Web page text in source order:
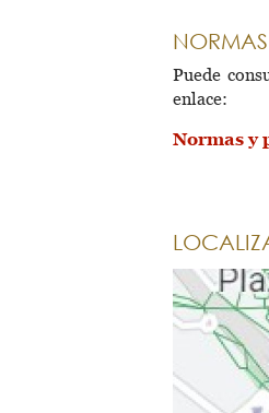
Puede
enlace:
Normas y